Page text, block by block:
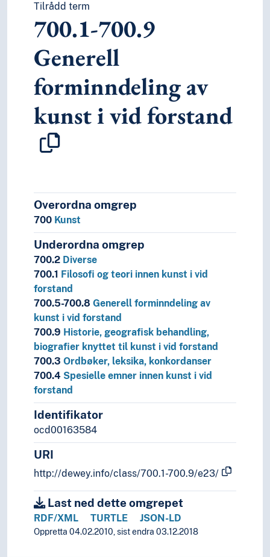
Tilrådd term
700.1-700.9
Generell
forminndeling av
kunst i vid forstand
Overordna omgrep
700 Kunst
Underordna omgrep
700.2 Diverse
700.1 Filosofi og teori innen kunst i vid
forstand
700.5-700.8 Generell forminndeling av
kunst i vid forstand
700.9 Historie, geografisk behandling,
biografier knyttet til kunst i vid forstand
700.3 Ordbøker, leksika, konkordanser
700.4 Spesielle emner innen kunst i vid
forstand
Identifikator
ocd00163584
URI
http://dewey.info/class/700.1-700.9/e23/
Last ned dette omgrepet
RDF/XML TURTLE JSON-LD
Oppretta 04.02.2010, sist endra 03.12.2018